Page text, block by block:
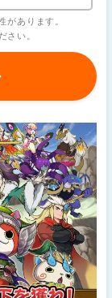
があります。
さい。